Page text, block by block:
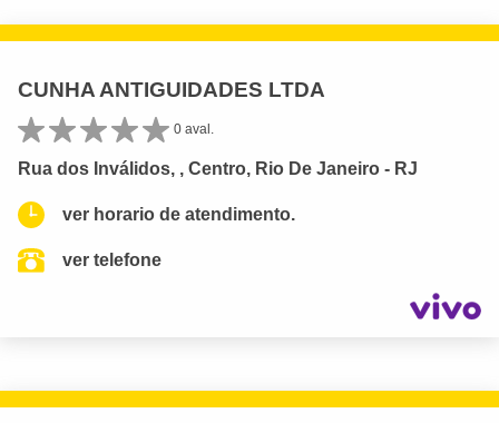
CUNHA ANTIGUIDADES LTDA
0 aval.
Rua dos Inválidos, , Centro, Rio De Janeiro - RJ
ver horario de atendimento.
ver telefone